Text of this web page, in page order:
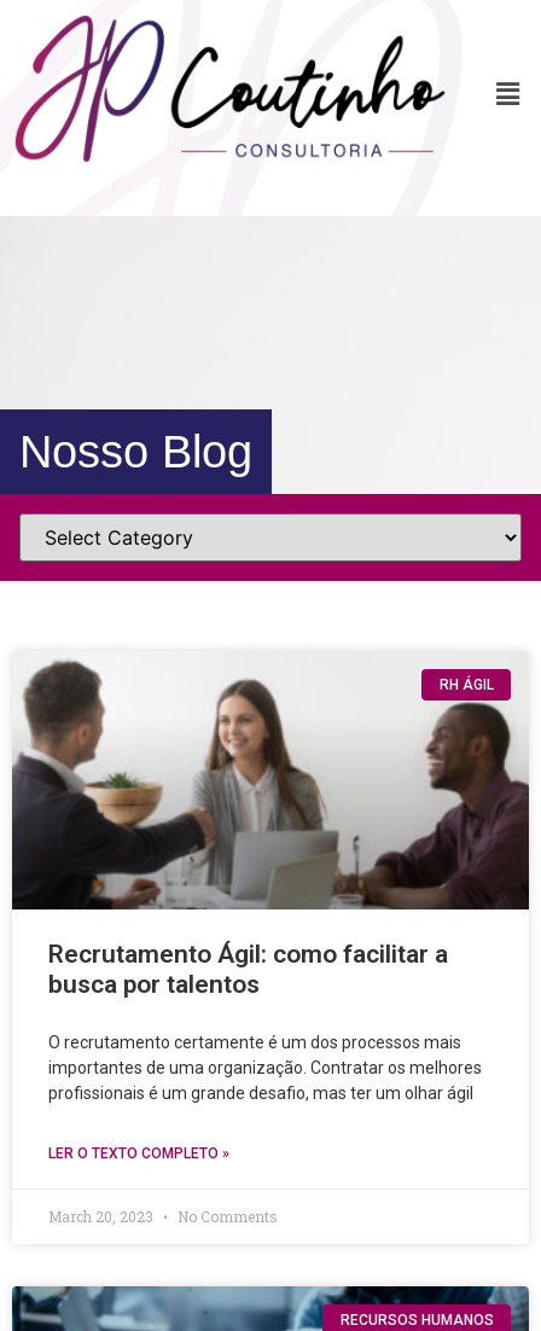
Nosso Blog
RH ÁGIL
Recrutamento Ágil: como facilitar a
busca por talentos
O recrutamento certamente é um dos processos mais
importantes de uma organização. Contratar os melhores
profissionais é um grande desafio, mas ter um olhar ágil
LER O TEXTO COMPLETO »
March 20, 2023 No Comments
RECURSOS HUMANOS